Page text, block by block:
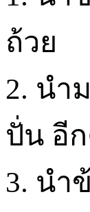
ถ้วย
2. นำ
ปั่น อี
3. นำ